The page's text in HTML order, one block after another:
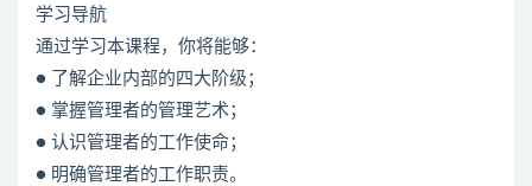
学习导航
通过学习本课程，你将能够：
● 了解企业内部的四大阶级；
● 掌握管理者的管理艺术；
● 认识管理者的工作使命；
● 明确管理者的工作职责。